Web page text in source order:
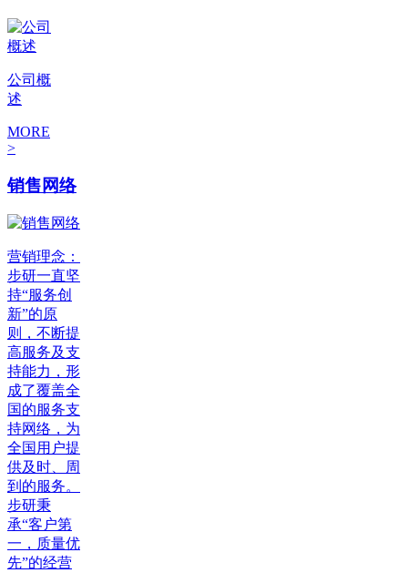
公司概
述
MORE
>
销售网络
营销理念：
步研一直坚
持“服务创
新”的原
则，不断提
高服务及支
持能力，形
成了覆盖全
国的服务支
持网络，为
全国用户提
供及时、周
到的服务。
步研秉
承“客户第
一，质量优
先”的经营